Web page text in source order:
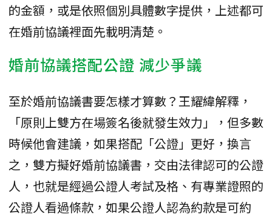
的金額，或是依照個別具體數字提供，上述都可
在婚前協議裡面先載明清楚。
婚前協議搭配公證 減少爭議
至於婚前協議書要怎樣才算數？王耀緯解釋，
「原則上雙方在場簽名後就發生效力」，但多數
時候他會建議，如果搭配「公證」更好，換言
之，雙方擬好婚前協議書，交由法律認可的公證
人，也就是經過公證人考試及格、有專業證照的
公證人看過條款，如果公證人認為約款是可約